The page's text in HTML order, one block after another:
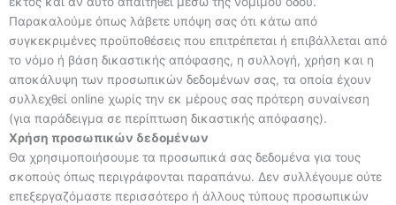
Παρακαλούμε όπως λάβετε υπόψη σας ότι κάτω από
συγκεκριμένες προϋποθέσεις που επιτρέπεται ή επιβάλλεται από
το νόμο ή βάση δικαστικής απόφασης, η συλλογή, χρήση και η
αποκάλυψη των προσωπικών δεδομένων σας, τα οποία έχουν
συλλεχθεί online χωρίς την εκ μέρους σας πρότερη συναίνεση
(για παράδειγμα σε περίπτωση δικαστικής απόφασης).
Χρήση προσωπικών δεδομένων
Θα χρησιμοποιήσουμε τα προσωπικά σας δεδομένα για τους
σκοπούς όπως περιγράφονται παραπάνω. Δεν συλλέγουμε ούτε
επεξεργαζόμαστε περισσότερο ή άλλους τύπους προσωπικών